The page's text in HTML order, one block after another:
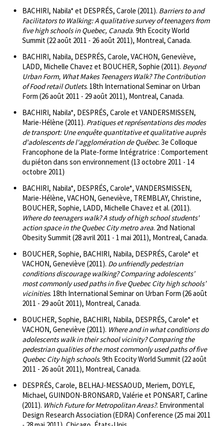
BACHIRI, Nabila* et DESPRÉS, Carole (2011). Barriers to and
Facilitators to Walking: A qualitative survey of teenagers from
five high schools in Quebec, Canada. 9th Ecocity World
Summit (22 août 2011 - 26 août 2011), Montreal, Canada.
BACHIRI, Nabila, DESPRÉS, Carole, VACHON, Geneviève,
LADD, Michelle Chavez et BOUCHER, Sophie (2011). Beyond
Urban Form, What Makes Teenagers Walk? The Contribution
of Food retail Outlets. 18th International Seminar on Urban
Form (26 août 2011 - 29 août 2011), Montreal, Canada.
BACHIRI, Nabila*, DESPRÉS, Carole et VANDERSMISSEN,
Marie-Hélène (2011). Pratiques et représentations des modes
de transport: Une enquête quantitative et qualitative auprès
d'adolescents de l'agglomération de Québec. 3e Colloque
Francophone de la Plate-forme Intégratrice : Comportement
du piéton dans son environnement (13 octobre 2011 - 14
octobre 2011)
BACHIRI, Nabila*, DESPRÉS, Carole*, VANDERSMISSEN,
Marie-Hélène, VACHON, Geneviève, TREMBLAY, Christine,
BOUCHER, Sophie, LADD, Michelle Chavez et al. (2011).
Where do teenagers walk? A study of high school students'
action space in the Quebec City metro area. 2nd National
Obesity Summit (28 avril 2011 - 1 mai 2011), Montreal, Canada.
BOUCHER, Sophie, BACHIRI, Nabila, DESPRÉS, Carole* et
VACHON, Geneviève (2011). Do unfriendly pedestrian
conditions discourage walking? Comparing adolescents’
most commonly used paths in five Quebec City high schools’
vicinities. 18th International Seminar on Urban Form (26 août
2011 - 29 août 2011), Montreal, Canada.
BOUCHER, Sophie, BACHIRI, Nabila, DESPRÉS, Carole* et
VACHON, Geneviève (2011). Where and in what conditions do
adolescents walk in their school vicinity? Comparing the
pedestrian qualities of the most commonly used paths of five
Quebec City high schools. 9th Ecocity World Summit (22 août
2011 - 26 août 2011), Montreal, Canada.
DESPRÉS, Carole, BELHAJ-MESSAOUD, Meriem, DOYLE,
Michael, GUINDON-BRONSARD, Valérie et PONSART, Carline
(2011). Which Future for Metropolitan Areas?. Environmental
Design Research Association (EDRA) Conference (25 mai 2011